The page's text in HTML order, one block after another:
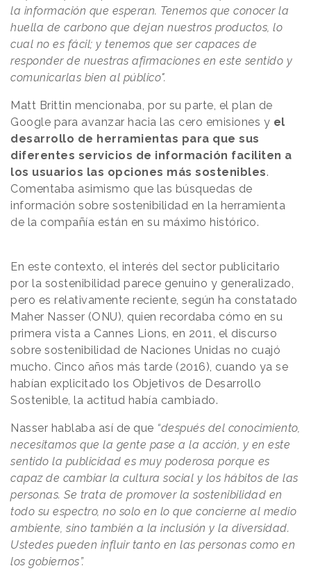
la información que esperan. Tenemos que conocer la
huella de carbono que dejan nuestros productos, lo
cual no es fácil; y tenemos que ser capaces de
responder de nuestras afirmaciones en este sentido y
comunicarlas bien al público".
Matt Brittin mencionaba, por su parte, el plan de
Google para avanzar hacia las cero emisiones y el
desarrollo de herramientas para que sus
diferentes servicios de información faciliten a
los usuarios las opciones más sostenibles.
Comentaba asimismo que las búsquedas de
información sobre sostenibilidad en la herramienta
de la compañía están en su máximo histórico.
En este contexto, el interés del sector publicitario
por la sostenibilidad parece genuino y generalizado,
pero es relativamente reciente, según ha constatado
Maher Nasser (ONU), quien recordaba cómo en su
primera vista a Cannes Lions, en 2011, el discurso
sobre sostenibilidad de Naciones Unidas no cuajó
mucho. Cinco años más tarde (2016), cuando ya se
habían explicitado los Objetivos de Desarrollo
Sostenible, la actitud había cambiado.
Nasser hablaba así de que “después del conocimiento,
necesitamos que la gente pase a la acción, y en este
sentido la publicidad es muy poderosa porque es
capaz de cambiar la cultura social y los hábitos de las
personas. Se trata de promover la sostenibilidad en
todo su espectro, no solo en lo que concierne al medio
ambiente, sino también a la inclusión y la diversidad.
Ustedes pueden influir tanto en las personas como en
los gobiernos”.